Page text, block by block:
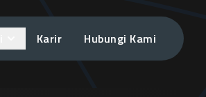
Karir Hubungi Kami